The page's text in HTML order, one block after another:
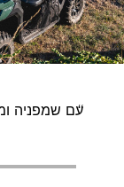
עם שמפניה